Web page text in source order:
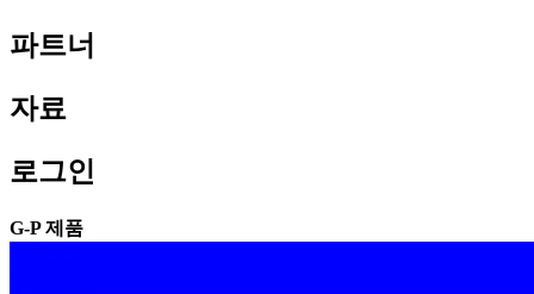
파트너​​
자료​​
로그인​​
G-P 제품​​